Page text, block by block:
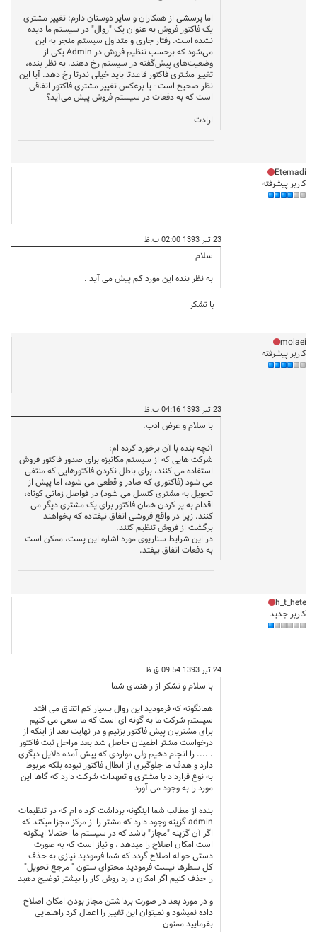
اما پرسشی از همکاران و سایر دوستان دارم: تغییر مشتری
یک فاکتور فروش به عنوان یک "روال" در سیستم ما دیده
نشده است. رفتار جاری و متداول سیستم منجر به این
می‌شود که برحسب تنظیم فروش در Admin یکی از
وضعیت‌های پیش‌گفته در سیستم رخ دهند. به نظر بنده،
تغییر مشتری فاکتور قاعدتا باید خیلی ندرتا رخ دهد. آیا این
نظر صحیح است - یا برعکس تغییر مشتری فاکتور اتفاقی
است که به دفعات در سیستم فروش پیش می‌آید؟
ارادت
Etemadi
کاربر پیشرفته
23 تیر 1393 02:00 ب.ظ
سلام
به نظر بنده این مورد کم پیش می آید .
با تشکر
molaei
کاربر پیشرفته
23 تیر 1393 04:16 ب.ظ
با سلام و عرض ادب.
آنچه بنده با آن برخورد کرده ام:
شرکت هایی که از سیستم مکانیزه برای صدور فاکتور فروش
استفاده می کنند، برای باطل نکردن فاکتورهایی که منتفی
می شود (فاکتوری که صادر و قطعی می شود، اما پیش از
تحویل به مشتری کنسل می شود) در فواصل زمانی کوتاه،
اقدام به پر کردن همان فاکتور برای یک مشتری دیگر می
کنند. زیرا در واقع فروشی اتفاق نیفتاده که بخواهند
برگشت از فروش تنظیم کنند.
در این شرایط سناریوی مورد اشاره این پست، ممکن است
به دفعات اتفاق بیفتد.
h_t_hete
کاربر جدید
24 تیر 1393 09:54 ق.ظ
با سلام و تشکر از راهنمای شما
همانگونه که فرمودید این روال بسیار کم اتقاق می افتد
سیستم شرکت ما به گونه ای است که ما سعی می کنیم
برای مشتریان پیش فاکتور بزنیم و در نهایت بعد از اینکه از
درخواست مشتر اطمینان حاصل شد بعد مراحل ثبت فاکتور
. .... را انجام دهیم ولی مواردی که پیش آمده دلایل دیگری
دارد و هدف ما جلوگیری از ابطال فاکتور نبوده بلکه مربوط
به نوع قرارداد با مشتری و تعهدات شرکت دارد که گاها این
مورد را به وجود می آورد
بنده از مطالب شما اینگونه برداشت کرد ه ام که در تنظیمات
admin گزینه وجود دارد که مشتر را از مرکز مجزا میکند که
اگر آن گزینه "مجاز" باشد که در سیستم ما احتمالا اینگونه
است امکان اصلاح را میدهد ، و نیاز است که به صورت
دستی حواله اصلاح گردد که شما فرمودید نیازی به حذف
کل سطرها نیست فرمودید محتوای ستون " مرجع تحویل"
را حذف کنیم اگر امکان دارد روش کار را بیشتر توضیح دهید
و در مورد بعد در صورت برداشتن مجاز بودن امکان اصلاح
داده نمیشود و نمیتوان این تغییر را اعمال کرد راهنمایی
بفرمایید ممنون